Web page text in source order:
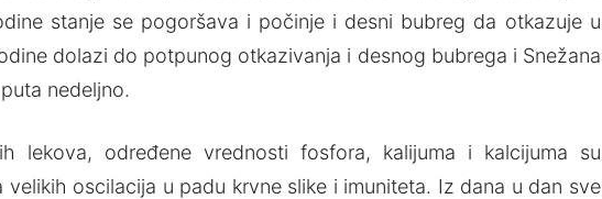
stanje se pogoršava i počinje i desni bubreg da otkazuje u
dolazi do potpunog otkazivanja i desnog bubrega i Snežana
nedeljno.
lekova, određene vrednosti fosfora, kalijuma i kalcijuma su
oscilacija u padu krvne slike i imuniteta. Iz dana u dan sve